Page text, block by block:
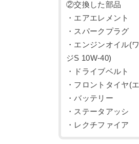
②交換した部品
・エアエレメント
・スパークプラグ
・エンジンオイル(
ジS 10W-40)
・ドライブベルト
・フロントタイヤ(
・バッテリー
・ステータアッシ
・レクチファイア